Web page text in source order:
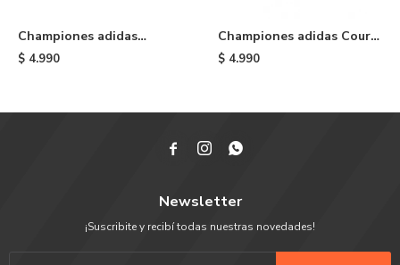
Championes adidas
Busenitz Vulc II - Black
$ 4.990
Championes adidas Court
TNS Premiere - Blue
$ 4.990
  
Newsletter
¡Suscribite y recibí todas nuestras novedades!